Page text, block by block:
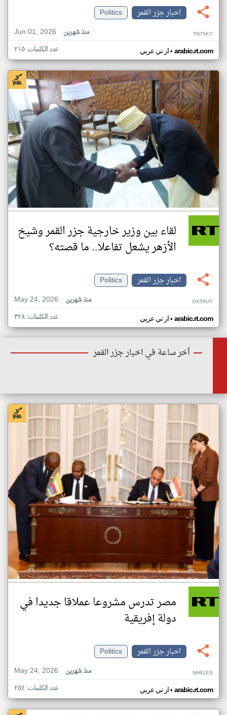
اخبار جزر القمر
Politics
Jun 01, 2026
منذ شهرين TN75KY
ار تي عربي• arabic.rt.com عدد الكلمات: ٢١٥
لقاء بين وزير خارجية جزر القمر وشيخ
الأزهر يشعل تفاعلا.. ما قصته؟
اخبار جزر القمر
Politics
May 24, 2026
منذ شهرين OX58UY
ار تي عربي• arabic.rt.com عدد الكلمات: ٣٢٨
أخر ساعة في اخبار جزر القمر
مصر تدرس مشروعا عملاقا جديدا في
دولة إفريقية
اخبار جزر القمر
Politics
May 24, 2026
منذ شهرين NH91ES
ار تي عربي• arabic.rt.com عدد الكلمات: ٢٥٤